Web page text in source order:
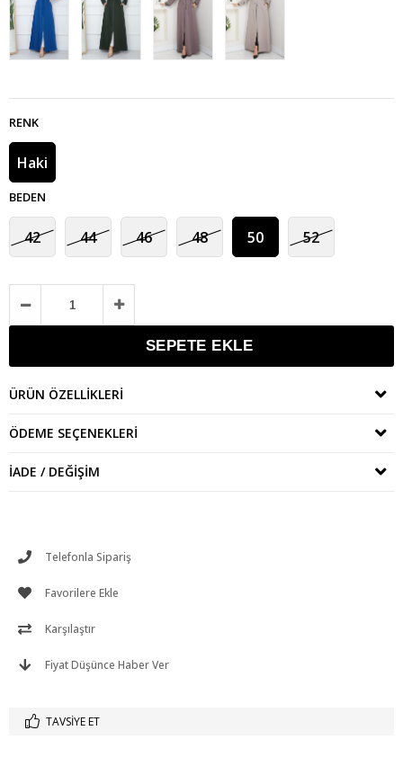
RENK
Haki
BEDEN
42 44 46 48 50 52
ÜRÜN ÖZELLIKLERI
ÖDEME SEÇENEKLERI
İADE / DEĞIŞIM
Telefonla Sipariş
Favorilere Ekle
Karşılaştır
Fiyat Düşünce Haber Ver
TAVSIYE ET